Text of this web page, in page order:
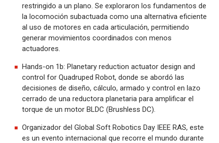
restringido a un plano. Se exploraron los fundamentos de
la locomoción subactuada como una alternativa eficiente
al uso de motores en cada articulación, permitiendo
generar movimientos coordinados con menos
actuadores.
Hands-on 1b: Planetary reduction actuator design and
control for Quadruped Robot, donde se abordó las
decisiones de diseño, cálculo, armado y control en lazo
cerrado de una reductora planetaria para amplificar el
torque de un motor BLDC (Brushless DC).
Organizador del Global Soft Robotics Day IEEE RAS, este
es un evento internacional que recorre el mundo durante